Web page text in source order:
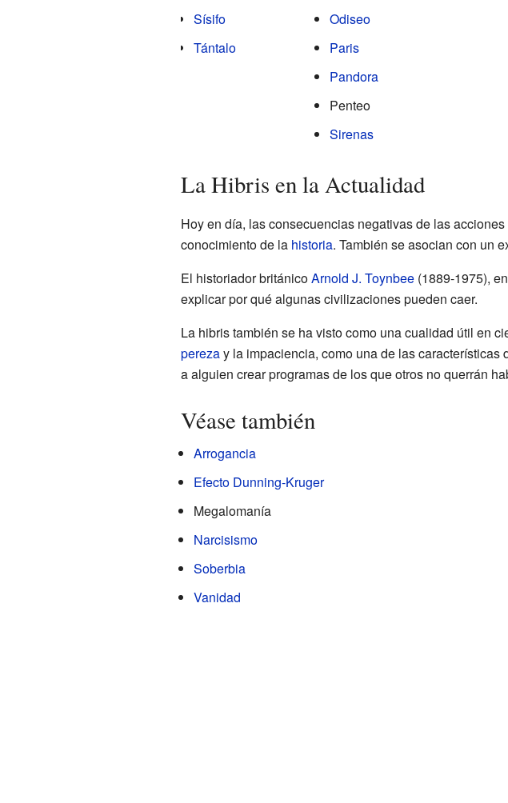
Sísifo
Tántalo
Odiseo
Paris
Pandora
Penteo
Sirenas
La Hibris en la Actualidad
Hoy en día, las consecuencias negativas de las
conocimiento de la historia. También se asocian con un
El historiador británicoArnold J. Toynbee(1889-1975),
explicar por qué algunas civilizaciones pueden caer.
La hibris también se ha visto como una cualidad útil en
perezay la impaciencia, como una de las características
a alguien crear programas de los que otros no querrán
Véase también
Arrogancia
Efecto Dunning-Kruger
Megalomanía
Narcisismo
Soberbia
Vanidad